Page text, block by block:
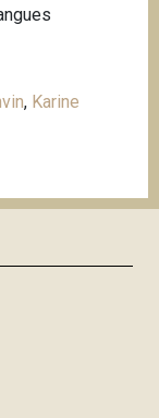
, Karine